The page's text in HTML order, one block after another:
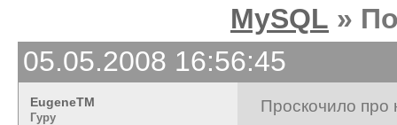
MySQL »
05.05.2008 16:56:45
EugeneTM
Гуру
Проскочило про